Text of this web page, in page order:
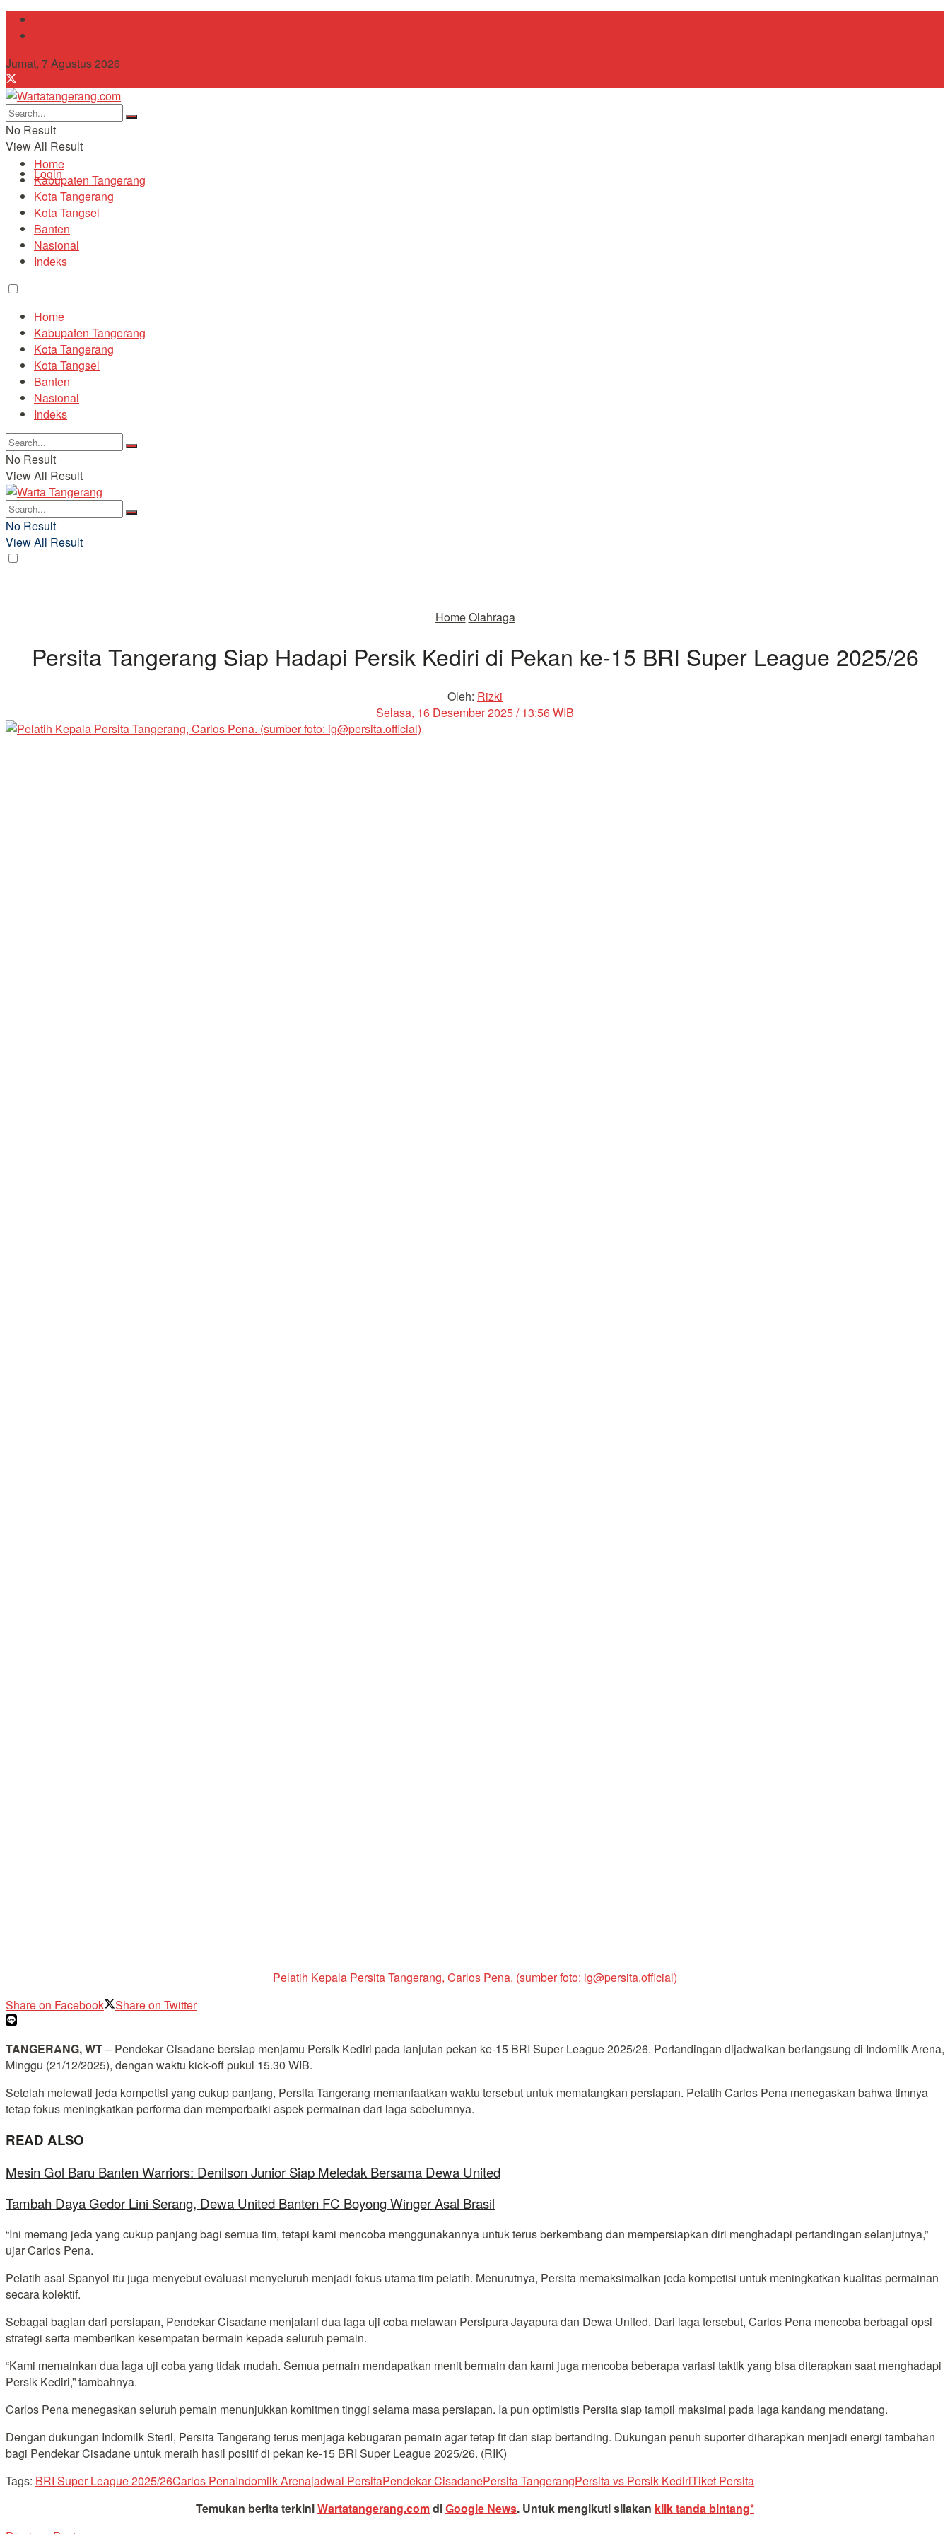
Jumat, 7 Agustus 2026
No Result
View All Result
Login
Home
Kabupaten Tangerang
Kota Tangerang
Kota Tangsel
Banten
Nasional
Indeks
Home
Kabupaten Tangerang
Kota Tangerang
Kota Tangsel
Banten
Nasional
Indeks
No Result
View All Result
No Result
View All Result
HomeOlahraga
Persita Tangerang Siap Hadapi Persik Kediri di Pekan ke-15 BRI Super League 2025/26
Oleh: Rizki
Selasa, 16 Desember 2025 / 13:56 WIB
Pelatih Kepala Persita Tangerang, Carlos Pena. (sumber foto: ig@persita.official)
Share on Facebook
Share on Twitter
TANGERANG, WT– Pendekar Cisadane bersiap menjamu Persik Kediri pada lanjutan pekan ke-15 BRI Super League 2025/26. Pertandingan dijadwalkan berlangsung di Indomilk Arena,
Minggu (21/12/2025), dengan waktu kick-off pukul 15.30 WIB.
Setelah melewati jeda kompetisi yang cukup panjang, Persita Tangerang memanfaatkan waktu tersebut untuk mematangkan persiapan. Pelatih Carlos Pena menegaskan bahwa timnya
tetap fokus meningkatkan performa dan memperbaiki aspek permainan dari laga sebelumnya.
READ ALSO
Mesin Gol Baru Banten Warriors: Denilson Junior Siap Meledak Bersama Dewa United
Tambah Daya Gedor Lini Serang, Dewa United Banten FC Boyong Winger Asal Brasil
“Ini memang jeda yang cukup panjang bagi semua tim, tetapi kami mencoba menggunakannya untuk terus berkembang dan mempersiapkan diri menghadapi pertandingan selanjutnya,”
ujar Carlos Pena.
Pelatih asal Spanyol itu juga menyebut evaluasi menyeluruh menjadi fokus utama tim pelatih. Menurutnya, Persita memaksimalkan jeda kompetisi untuk meningkatkan kualitas permainan
secara kolektif.
Sebagai bagian dari persiapan, Pendekar Cisadane menjalani dua laga uji coba melawan Persipura Jayapura dan Dewa United. Dari laga tersebut, Carlos Pena mencoba berbagai opsi
strategi serta memberikan kesempatan bermain kepada seluruh pemain.
“Kami memainkan dua laga uji coba yang tidak mudah. Semua pemain mendapatkan menit bermain dan kami juga mencoba beberapa variasi taktik yang bisa diterapkan saat menghadapi
Persik Kediri,” tambahnya.
Carlos Pena menegaskan seluruh pemain menunjukkan komitmen tinggi selama masa persiapan. Ia pun optimistis Persita siap tampil maksimal pada laga kandang mendatang.
Dengan dukungan Indomilk Steril, Persita Tangerang terus menjaga kebugaran pemain agar tetap fit dan siap bertanding. Dukungan penuh suporter diharapkan menjadi energi tambahan
bagi Pendekar Cisadane untuk meraih hasil positif di pekan ke-15 BRI Super League 2025/26. (RIK)
Tags: BRI Super League 2025/26Carlos PenaIndomilk Arenajadwal PersitaPendekar CisadanePersita TangerangPersita vs Persik KediriTiket Persita
Temukan berita terkiniWartatangerang.comdiGoogle News. Untuk mengikuti silakan klik tanda bintang*